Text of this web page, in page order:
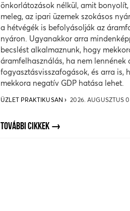
önkorlátozások nélkül, amit
meleg, az ipari üzemek szokásos
a hétvégék is befolyásolják az
nyáron. Ugyanakkor arra
becslést alkalmaznunk, hogy
áramfelhasználás, ha nem lennének
fogyasztásvisszafogások, és arra is,
mekkora negatív GDP hatása lehet.
ÜZLET PRAKTIKUSAN 2026. AUGUSZTUS
TOVÁBBI CIKKEK